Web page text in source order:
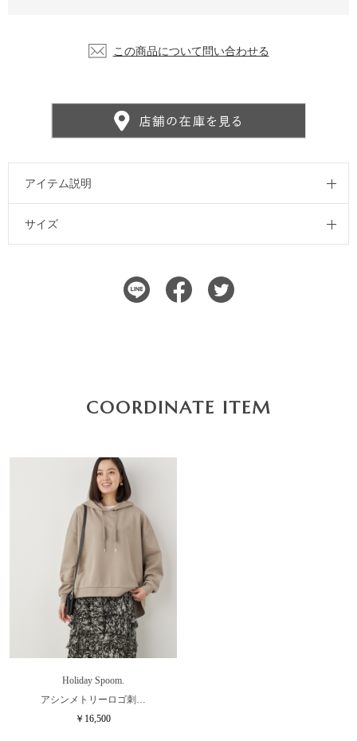
この商品について問い合わせる
アイテム説明
サイズ
COORDINATE ITEM
Holiday Spoom.
アシンメトリーロゴ刺…
￥16,500